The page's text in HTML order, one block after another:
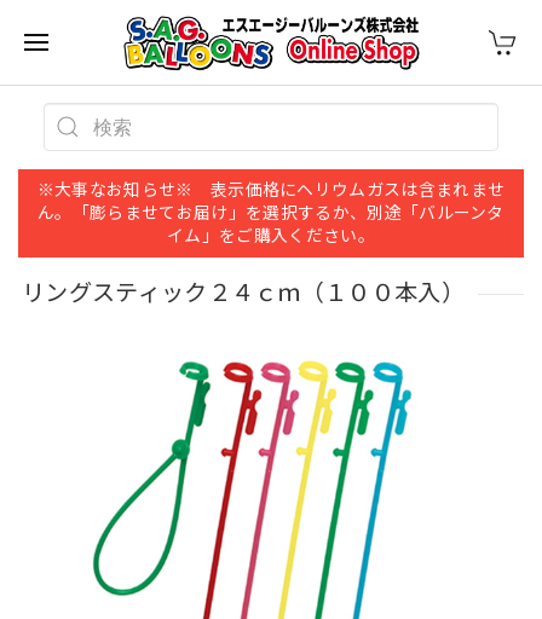
※大事なお知らせ※ 表示価格にヘリウムガスは含まれませ
ん。「膨らませてお届け」を選択するか、別途「バルーンタ
イム」をご購入ください。
リングスティック２４ｃｍ（１００本入）